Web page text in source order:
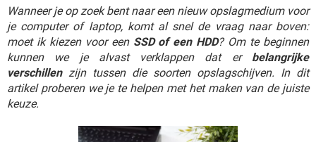
GRATIS SNAPCHAT
TIKTOK
NETFLIX CORONAVIRUS
GRATIS SNAPCHAT
VIDEOBELLEN GAMES
INSTAGRAM WINDOWS 10
NETFLIX CORONAVIRUS
GRATIS SNAPCHAT
TIKTOK
ARTIKELEN
VIDEOBELLEN GAMES
WINDOWS 10
NETFLIX CORONAVIRUS
Wanneer je op zoek bent naar een nieuw opslagmedium voor
je computer of laptop, komt al snel de vraag naar boven:
moet ik kiezen voor een SSD of een HDD? Om te beginnen
kunnen we je alvast verklappen dat er belangrijke
verschillenzijn tussen die soorten opslagschijven. In dit
artikel proberen we je te helpen met het maken van de juiste
keuze.